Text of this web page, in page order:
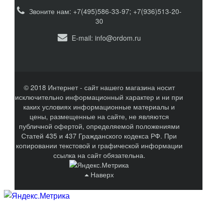
Звоните нам: +7(495)586-33-97; +7(936)513-20-
30
E-mail: info@ordom.ru
© 2018 Интернет - сайт нашего магазина носит
исключительно информационный характер и ни при
каких условиях информационные материалы и
цены, размещенные на сайте, не являются
публичной офертой, определяемой положениями
Статей 435 и 437 Гражданского кодекса РФ. При
копировании текстовой и графической информации
ссылка на сайт обязательна.
Наверх